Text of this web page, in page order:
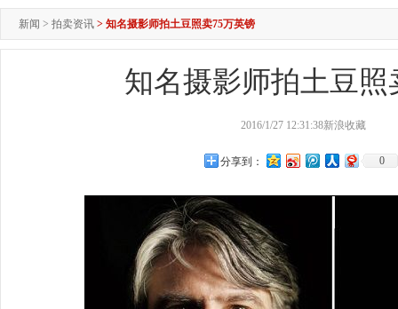
首页 关于世家 专家团队 精品赏析 藏品鉴定
新闻 > 拍卖资讯 > 知名摄影师拍土豆照卖75万英镑
知名摄影师拍土豆照
2016/1/27 12:31:38新浪收藏
分享到： 0